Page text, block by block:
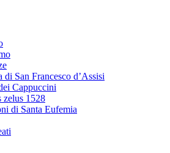
di San Francesco d’Assisi
Cappuccini
zelus 1528
di Santa Eufemia